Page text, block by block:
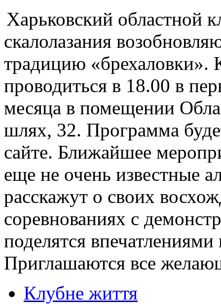
Харьковский областной
скалолазания
традицию «брехаловки».
проводиться в 18.00 в
месяца в помещении
шлях, 32. Программа
сайте. Ближайшее
еще не очень известные
расскажут о своих
соревнованиях с
поделятся
Приглашаются все
Клубне життя